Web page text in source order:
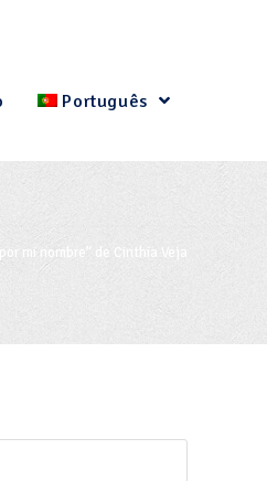
Português
mi nombre” de Cinthia Veja